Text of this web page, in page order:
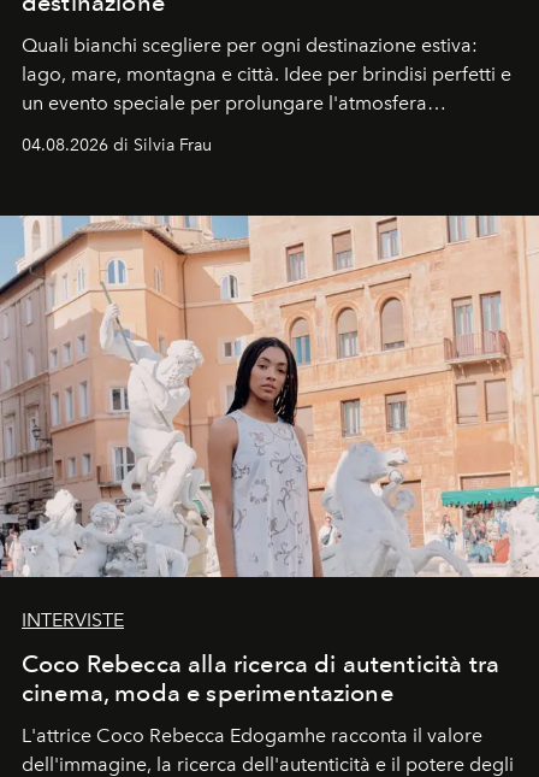
Quali bianchi scegliere per ogni destinazione estiva:
lago, mare, montagna e città. Idee per brindisi perfetti e
un evento speciale per prolungare l'atmosfera
04.08.2026 di Silvia Frau
INTERVISTE
Coco Rebecca alla ricerca di autenticità tra
cinema, moda e sperimentazione
L'attrice Coco Rebecca Edogamhe racconta il valore
dell'immagine, la ricerca dell'autenticità e il potere degli